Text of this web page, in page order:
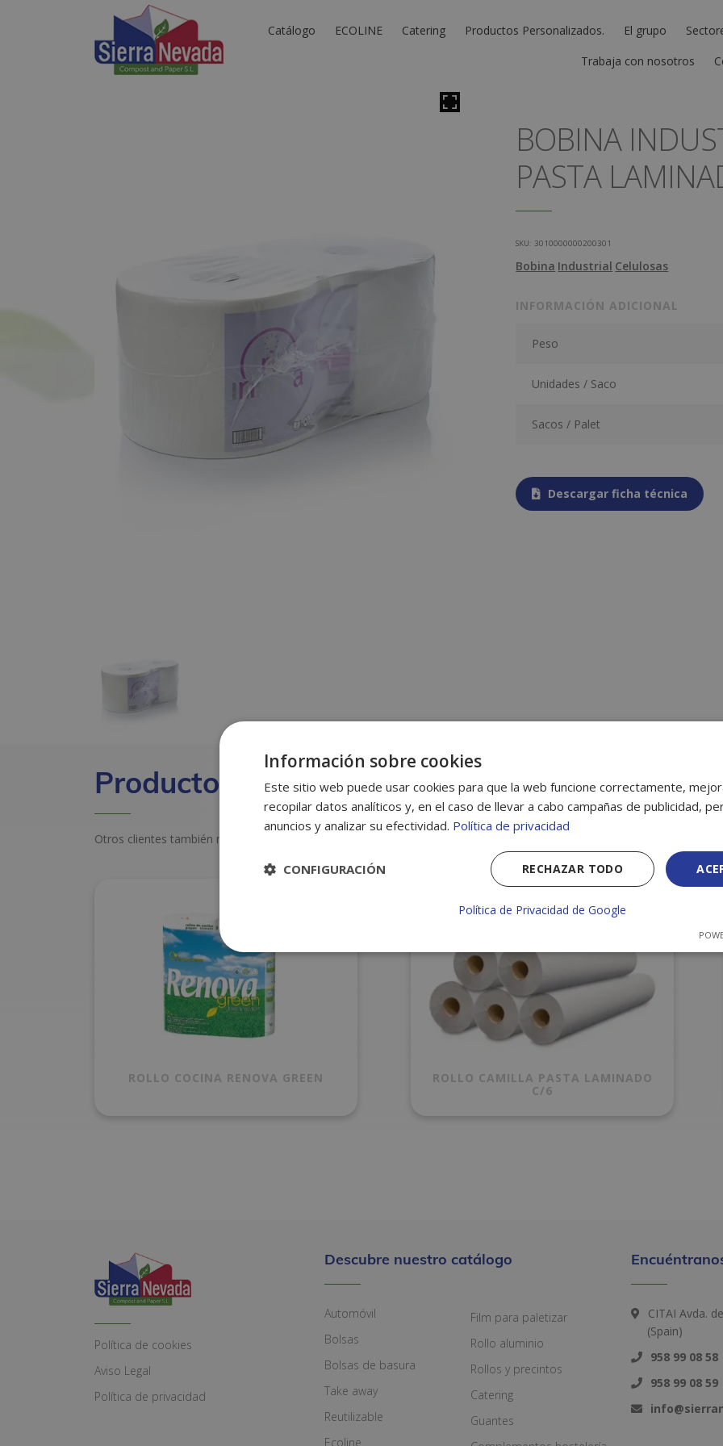
Catálogo ECOLINE Catering Productos Personalizados. El grupo
Trabaja con nosotros
BOBINA
PASTA
SKU: 3010000000200301
Bobina Industrial Celulosas
INFORMACIÓN ADICIONAL
Peso
Unidades / Saco
Sacos / Palet
Descargar ficha técnica
Productos relacionados
Otros clientes también miraron estos productos
ROLLO COCINA RENOVA GREEN
ROLLO CAMILLA PASTA LAMINADO
C/6
Política de cookies
Aviso Legal
Política de privacidad
Descubre nuestro catálogo
Automóvil
Bolsas
Bolsas de basura
Take away
Reutilizable
Ecoline
Film para paletizar
Rollo aluminio
Rollos y precintos
Catering
Guantes
CITAI Avda.
(Spain)
958 99 08 58
958 99 08 59
Información sobre cookies
Este sitio web puede usar cookies para que la web funcione correctamente,
recopilar datos analíticos y, en el caso de llevar a cabo campañas de publicidad,
anuncios y analizar su efectividad. Política de privacidad
RECHAZAR TODO
CONFIGURACIÓN
Política de Privacidad de Google